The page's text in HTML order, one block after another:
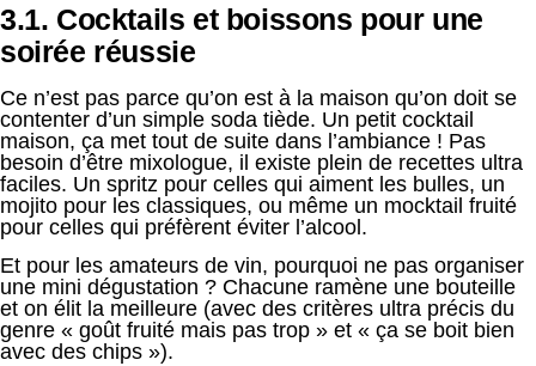
3.1. Cocktails et boissons pour une
soirée réussie
Ce n’est pas parce qu’on est à la maison qu’on doit se
contenter d’un simple soda tiède. Un petit cocktail
maison, ça met tout de suite dans l’ambiance ! Pas
besoin d’être mixologue, il existe plein de recettes ultra
faciles. Un spritz pour celles qui aiment les bulles, un
mojito pour les classiques, ou même un mocktail fruité
pour celles qui préfèrent éviter l’alcool.
Et pour les amateurs de vin, pourquoi ne pas organiser
une mini dégustation ? Chacune ramène une bouteille
et on élit la meilleure (avec des critères ultra précis du
genre « goût fruité mais pas trop » et « ça se boit bien
avec des chips »).